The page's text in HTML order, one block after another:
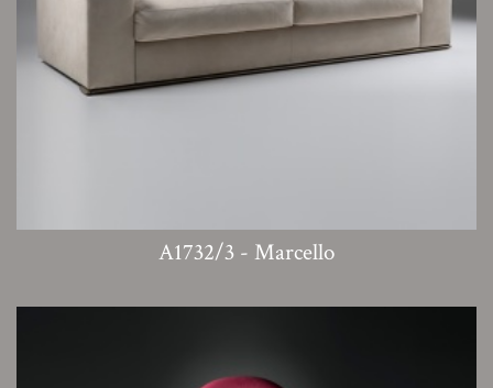
A1732/3 - Marcello